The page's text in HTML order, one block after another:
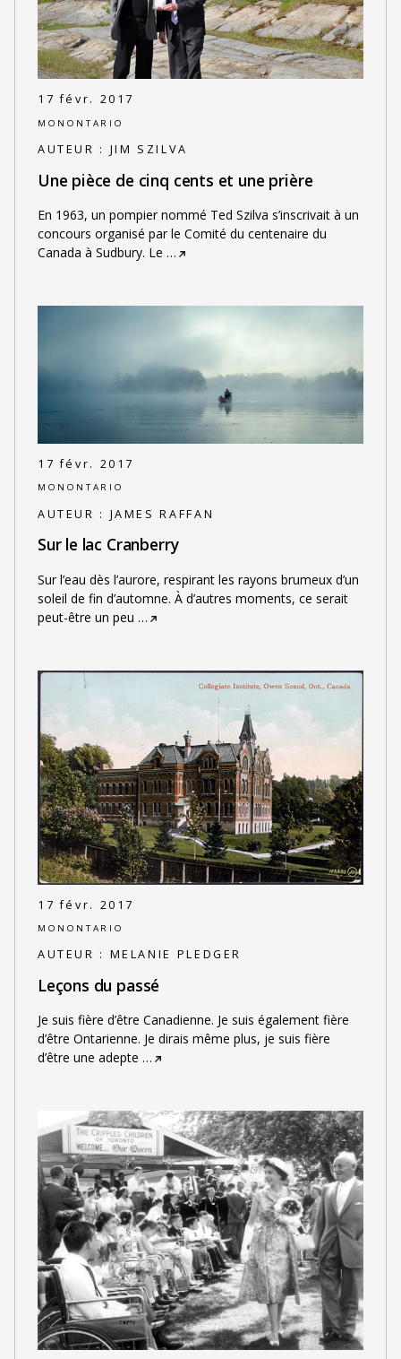
17 févr. 2017
MONONTARIO
AUTEUR : JIM SZILVA
Une pièce de cinq cents et une prière
En 1963, un pompier nommé Ted Szilva s’inscrivait à un
concours organisé par le Comité du centenaire du
Canada à Sudbury. Le …
17 févr. 2017
MONONTARIO
AUTEUR : JAMES RAFFAN
Sur le lac Cranberry
Sur l’eau dès l’aurore, respirant les rayons brumeux d’un
soleil de fin d’automne. À d’autres moments, ce serait
peut-être un peu …
17 févr. 2017
MONONTARIO
AUTEUR : MELANIE PLEDGER
Leçons du passé
Je suis fière d’être Canadienne. Je suis également fière
d’être Ontarienne. Je dirais même plus, je suis fière
d’être une adepte …